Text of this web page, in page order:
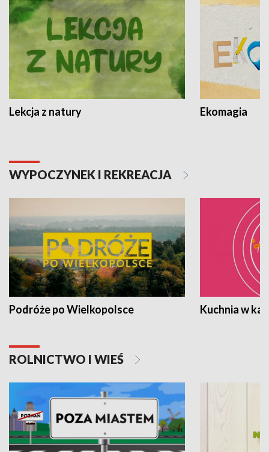
Lekcja z natury Ekomagia
WYPOCZYNEK I REKREACJA
Podróże po Wielkopolsce Kuchnia w
ROLNICTWO I WIEŚ